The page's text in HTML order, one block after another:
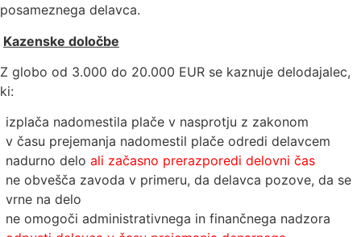
posameznega delavca.
Kazenske določbe
Z globo od 3.000 do 20.000 EUR se kaznuje delodajalec,
ki:
izplača nadomestila plače v nasprotju z zakonom
v času prejemanja nadomestil plače odredi delavcem
nadurno delo ali začasno prerazporedi delovni čas
ne obvešča zavoda v primeru, da delavca pozove, da se
vrne na delo
ne omogoči administrativnega in finančnega nadzora